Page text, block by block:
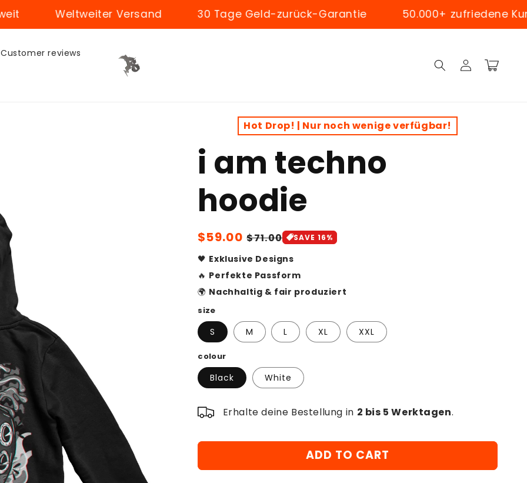
Weltweiter Versand 30 Tage Geld-zurück-Garantie 50.000+ zufriedene Kunden
Customer reviews
Log
in
Cart
Hot Drop! | Nur noch wenige verfügbar!
i am techno
hoodie
Sale
price
$59.00 Regular
price
$71.00 SAVE 16%
🖤 Exklusive Designs
🔥 Perfekte Passform
🌍 Nachhaltig & fair produziert
size
S M L XL XXL
colour
Black White
Erhalte deine Bestellung in 2 bis 5 Werktagen.
ADD TO CART